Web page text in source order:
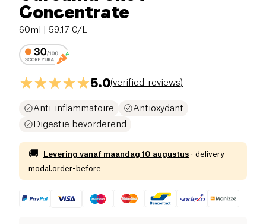
Concentrate
60ml | 59.17 €/L
5.0(verified_reviews)
Anti-inflammatoire
Antioxydant
Digestie bevorderend
🚚 Levering vanaf maandag 10 augustus · delivery-
modal.order-before